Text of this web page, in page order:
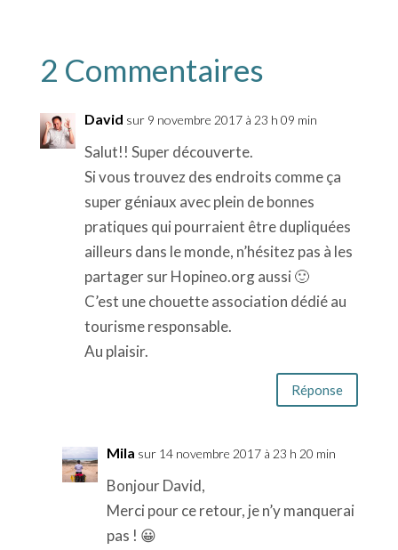
2 Commentaires
David sur 9 novembre 2017 à 23 h 09 min
Salut!! Super découverte.
Si vous trouvez des endroits comme ça
super géniaux avec plein de bonnes
pratiques qui pourraient être dupliquées
ailleurs dans le monde, n’hésitez pas à les
partager sur Hopineo.org aussi 🙂
C’est une chouette association dédié au
tourisme responsable.
Au plaisir.
Réponse
Mila sur 14 novembre 2017 à 23 h 20 min
Bonjour David,
Merci pour ce retour, je n’y manquerai
pas ! 😀